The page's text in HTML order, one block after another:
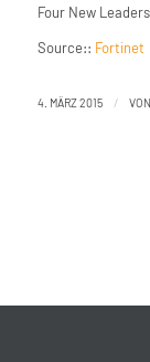
Four New
Source:: Fortinet
4. MÄRZ 2015 / VON